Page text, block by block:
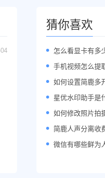
猜你喜欢
怎么看显卡有多
手机视频怎么提
如何设置简鹿多
星优水印助手是
如何修改照片拍
简鹿人声分离收
微信有哪些鲜为